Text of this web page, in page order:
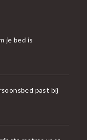
je bed is
past bij